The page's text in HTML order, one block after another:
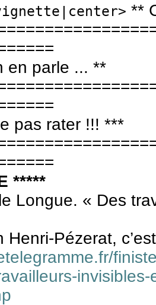
**
en parle ... **
pas rater !!! ***
*****
Longue. « Des
Henri-Pézerat,